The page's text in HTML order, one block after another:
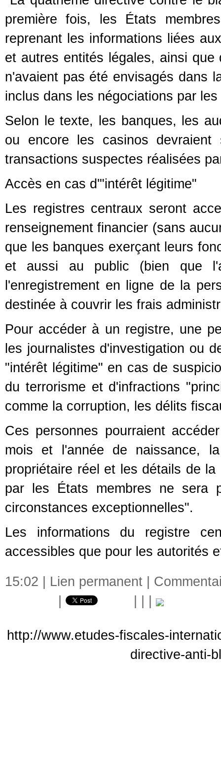
première fois, les États
reprenant les informations liées
et autres entités légales, ainsi
n'avaient pas été envisagés dans
inclus dans les négociations par
Selon le texte, les banques, les
ou encore les casinos
transactions suspectes réalisées
Accès en cas d'"intérêt légitime"
Les registres centraux seront
renseignement financier (sans
que les banques exerçant leurs
et aussi au public (bien que
l'enregistrement en ligne de la
destinée à couvrir les frais
Pour accéder à un registre, une
les journalistes d'investigation ou
"intérêt légitime" en cas de
du terrorisme et d'infractions
comme la corruption, les délits
Ces personnes pourraient
mois et l'année de naissance,
propriétaire réel et les détails de
par les États membres ne sera
circonstances exceptionnelles".
Les informations du registre
accessibles que pour les autorités
15:02 | Lien permanent
http://www.etudes-fiscales-
directive-anti-